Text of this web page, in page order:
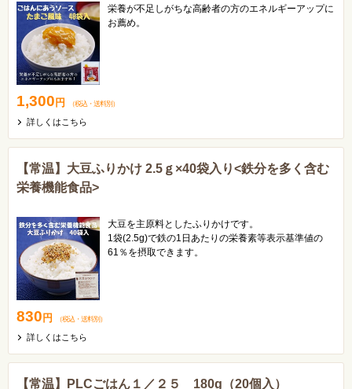
栄養が不足しがちな高齢者の方のエネルギーアップに
お薦め。
1,300 円 （税込・ 送料別 ）
詳しくはこちら
【常温】大豆ふりかけ 2.5ｇ×40袋入り<鉄分を多く含む
栄養機能食品>
大豆を主原料としたふりかけです。
1袋(2.5g)で鉄の1日あたりの栄養素等表示基準値の
61％を摂取できます。
830 円 （税込・ 送料別 ）
詳しくはこちら
【常温】PLCごはん１／２５ 180g（20個入）